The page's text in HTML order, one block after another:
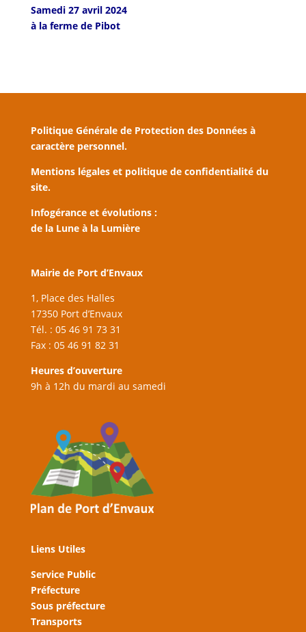
Samedi 27 avril 2024
à la ferme de Pibot
Politique Générale de Protection des Données à
caractère personnel.
Mentions légales et politique de confidentialité du
site.
Infogérance et évolutions :
de la Lune à la Lumière
Mairie de Port d’Envaux
1, Place des Halles
17350 Port d’Envaux
Tél. : 05 46 91 73 31
Fax : 05 46 91 82 31
Heures d’ouverture
9h à 12h du mardi au samedi
Liens Utiles
Service Public
Préfecture
Sous préfecture
Transports